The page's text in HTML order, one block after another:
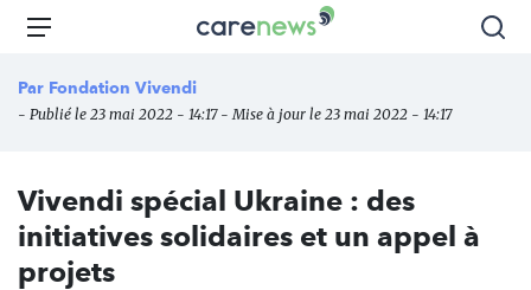
Aller
principal
Carenews,
des
l'engagement
Menu
Par Fondation Vivendi
- Publié le 23 mai 2022 - 14:17 - Mise à jour le 23 mai 2022 - 14:17
Vivendi spécial Ukraine : des
initiatives solidaires et un appel à
projets